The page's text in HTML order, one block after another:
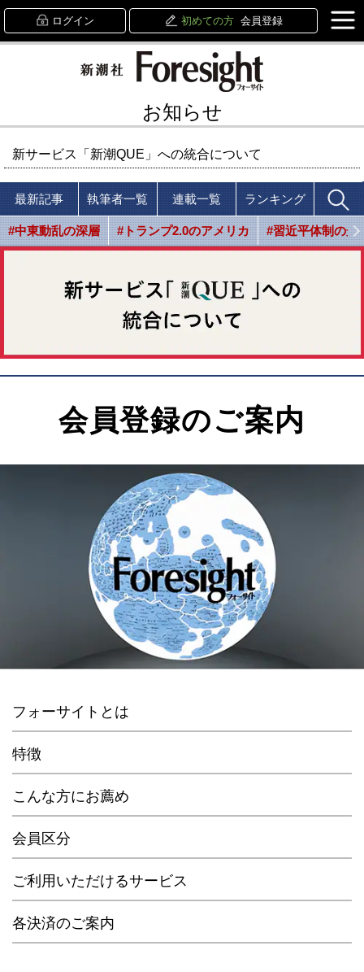
ログイン 初めての方 会員登録
お知らせ
新サービス「新潮QUE」への統合について
最新記事 執筆者一覧 連載一覧 ランキング
#中東動乱の深層 #トランプ2.0のアメリカ #習近平体制の光
会員登録のご案内
フォーサイトとは
特徴
こんな方にお薦め
会員区分
ご利用いただけるサービス
各決済のご案内